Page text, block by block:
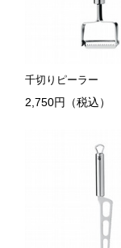
千切りピーラー
2,750円（税込）